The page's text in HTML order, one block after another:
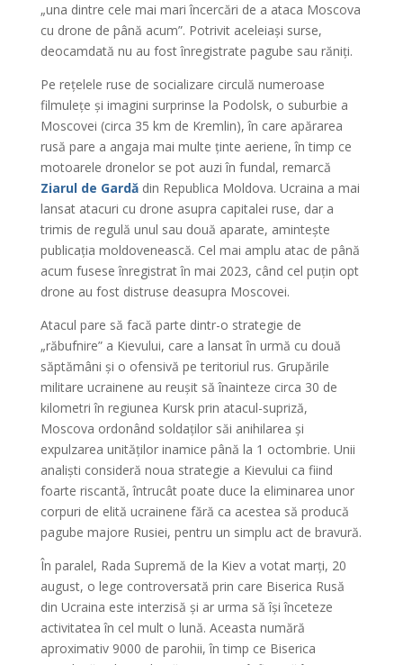
„una dintre cele mai mari încercări de a ataca Moscova
cu drone de până acum”. Potrivit aceleiași surse,
deocamdată nu au fost înregistrate pagube sau răniți.
Pe rețelele ruse de socializare circulă numeroase
filmulețe și imagini surprinse la Podolsk, o suburbie a
Moscovei (circa 35 km de Kremlin), în care apărarea
rusă pare a angaja mai multe ținte aeriene, în timp ce
motoarele dronelor se pot auzi în fundal, remarcă
Ziarul de Gardă din Republica Moldova. Ucraina a mai
lansat atacuri cu drone asupra capitalei ruse, dar a
trimis de regulă unul sau două aparate, amintește
publicația moldovenească. Cel mai amplu atac de până
acum fusese înregistrat în mai 2023, când cel puțin opt
drone au fost distruse deasupra Moscovei.
Atacul pare să facă parte dintr-o strategie de
„răbufnire” a Kievului, care a lansat în urmă cu două
săptămâni și o ofensivă pe teritoriul rus. Grupările
militare ucrainene au reușit să înainteze circa 30 de
kilometri în regiunea Kursk prin atacul-supriză,
Moscova ordonând soldaților săi anihilarea și
expulzarea unităților inamice până la 1 octombrie. Unii
analiști consideră noua strategie a Kievului ca fiind
foarte riscantă, întrucât poate duce la eliminarea unor
corpuri de elită ucrainene fără ca acestea să producă
pagube majore Rusiei, pentru un simplu act de bravură.
În paralel, Rada Supremă de la Kiev a votat marți, 20
august, o lege controversată prin care Biserica Rusă
din Ucraina este interzisă și ar urma să își înceteze
activitatea în cel mult o lună. Aceasta numără
aproximativ 9000 de parohii, în timp ce Biserica